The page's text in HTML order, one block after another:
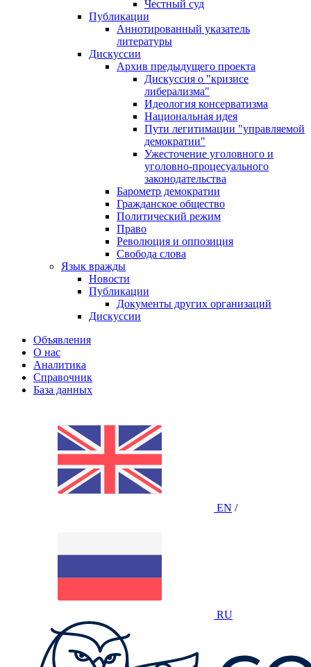
Честный суд
Публикации
Аннотированный указатель
литературы
Дискуссии
Архив предыдущего проекта
Дискуссия о "кризисе
либерализма"
Идеология консерватизма
Национальная идея
Пути легитимации "управляемой
демократии"
Ужесточение уголовного и
уголовно-процесуального
законодательства
Барометр демократии
Гражданское общество
Политический режим
Право
Революция и оппозиция
Свобода слова
Язык вражды
Новости
Публикации
Документы других организаций
Дискуссии
Объявления
О нас
Аналитика
Справочник
База данных
EN /
RU